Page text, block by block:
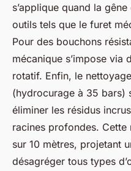
s’applique quand la
outils tels que le furet
Pour des bouchons
mécanique s’impose via
rotatif. Enfin, le
(hydrocurage à 35 bars)
éliminer les résidus
racines profondes.
sur 10 mètres, projetant
désagréger tous types